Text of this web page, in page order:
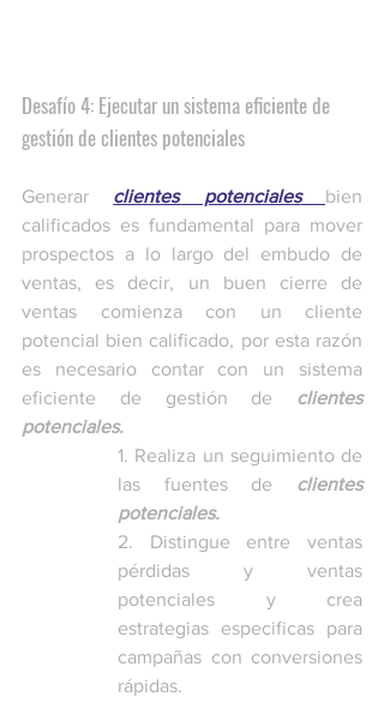
Desafío 4: Ejecutar un sistema eficiente de
gestión de clientes potenciales
Generar clientes potenciales
bien
calificados es fundamental para mover
prospectos a lo largo del embudo de
ventas, es decir, un buen cierre de
ventas comienza con un cliente
potencial bien calificado, por esta razón
es necesario contar con un sistema
eficiente de gestión de clientes
potenciales.
1. Realiza un seguimiento de
las fuentes de clientes
potenciales.
2. Distingue entre ventas
pérdidas y ventas
potenciales y crea
estrategias especificas para
campañas con conversiones
rápidas.